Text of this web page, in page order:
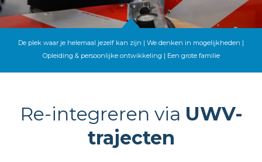
De plek waar je helemaal jezelf kan zijn | We denken in mogelijkheden |
Opleiding & persoonlijke ontwikkeling | Een grote familie
Re-integreren via UWV-
trajecten